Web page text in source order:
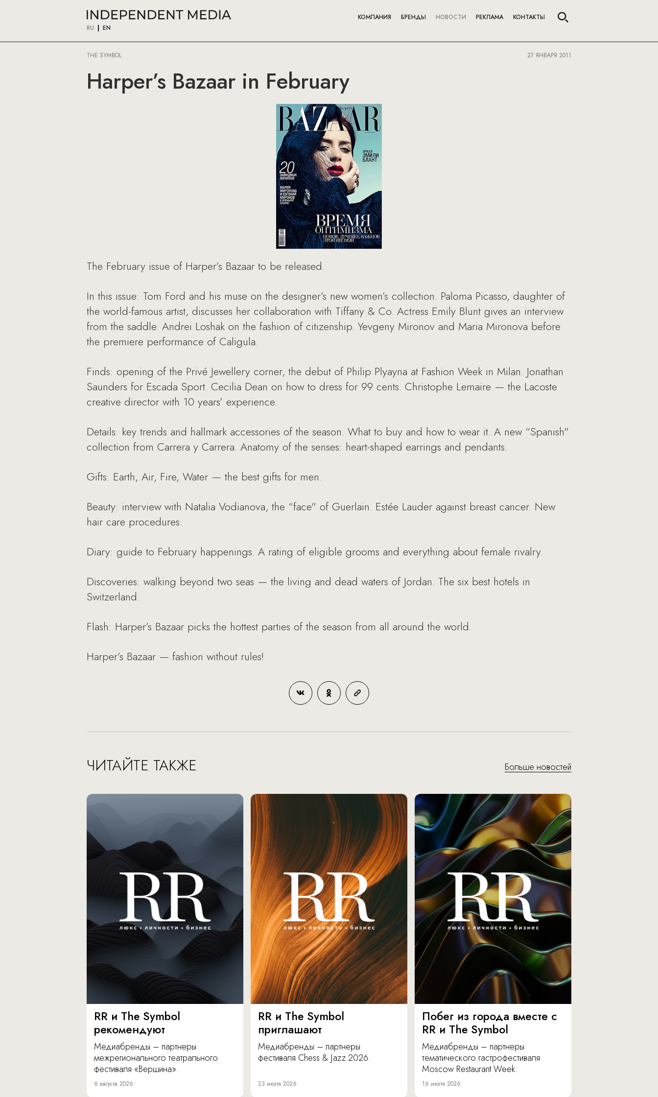
RU EN
КОМПАНИЯ БРЕНДЫ НОВОСТИ РЕКЛАМА КОНТАКТЫ
THE SYMBOL 27 ЯНВАРЯ 2011
Harper’s Bazaar in February
The February issue of Harper’s Bazaar to be released.
In this issue: Tom Ford and his muse on the designer’s new women’s collection. Paloma Picasso, daughter of
the world-famous artist, discusses her collaboration with Tiffany & Co. Actress Emily Blunt gives an interview
from the saddle. Andrei Loshak on the fashion of citizenship. Yevgeny Mironov and Maria Mironova before
the premiere performance of Caligula.
Finds: opening of the Privé Jewellery corner, the debut of Philip Plyayna at Fashion Week in Milan. Jonathan
Saunders for Escada Sport. Cecilia Dean on how to dress for 99 cents. Christophe Lemaire — the Lacoste
creative director with 10 years’ experience.
Details: key trends and hallmark accessories of the season. What to buy and how to wear it. A new “Spanish"
collection from Carrera y Carrera. Anatomy of the senses: heart-shaped earrings and pendants.
Gifts: Earth, Air, Fire, Water — the best gifts for men.
Beauty: interview with Natalia Vodianova, the “face" of Guerlain. Estée Lauder against breast cancer. New
hair care procedures.
Diary: guide to February happenings. A rating of eligible grooms and everything about female rivalry.
Discoveries: walking beyond two seas — the living and dead waters of Jordan. The six best hotels in
Switzerland.
Flash: Harper’s Bazaar picks the hottest parties of the season from all around the world.
Harper’s Bazaar — fashion without rules!
ЧИТАЙТЕ ТАКЖЕ Больше новостей
RR и The Symbol
рекомендуют
Медиабренды – партнеры
межрегионального театрального
фестиваля «Вершина».
6 августа 2026
RR и The Symbol
приглашают
Медиабренды – партнеры
фестиваля Chess & Jazz 2026.
23 июля 2026
Побег из города вместе с
RR и The Symbol
Медиабренды – партнеры
тематического гастрофестиваля
Moscow Restaurant Week.
16 июля 2026